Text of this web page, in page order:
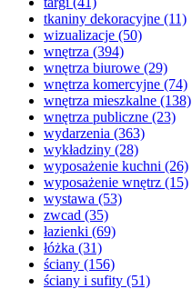
tkaniny dekoracyjne (11)
wizualizacje (50)
wnętrza (394)
wnętrza biurowe (29)
wnętrza komercyjne (74)
wnętrza mieszkalne (138)
wnętrza publiczne (23)
wydarzenia (363)
wykładziny (28)
wyposażenie kuchni (26)
wyposażenie wnętrz (15)
wystawa (53)
zwcad (35)
łazienki (69)
łóżka (31)
ściany (156)
ściany i sufity (51)